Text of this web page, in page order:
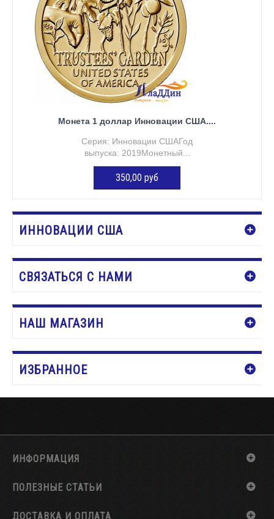
Монета 1 доллар Инновации США....
Серия: Инновации СШАГод
выпуска: 2019Монетный...
350,00 руб
ИННОВАЦИИ США
СВЯЗАТЬСЯ С НАМИ
НАШ МАГАЗИН
ИЗБРАННОЕ
ИНФОРМАЦИЯ
ПОЛЕЗНЫЕ СТАТЬИ
ДОСТАВКА И ОПЛАТА